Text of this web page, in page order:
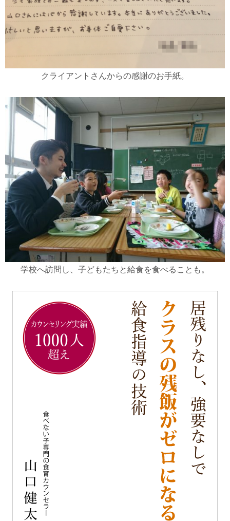
クライアントさんからの感謝のお手紙。
学校へ訪問し、子どもたちと給食を食べることも。